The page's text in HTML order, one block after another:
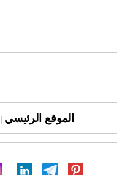
الموقع الرئيسي